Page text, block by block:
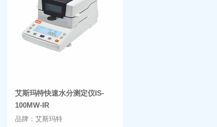
艾斯玛特快速水分测定仪IS-
100MW-IR
品牌：艾斯玛特